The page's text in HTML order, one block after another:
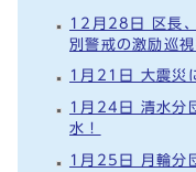
12月28日 区長
別警戒の激励巡視
1月21日 大震災
1月24日 清水分
水！
1月25日 月輪分